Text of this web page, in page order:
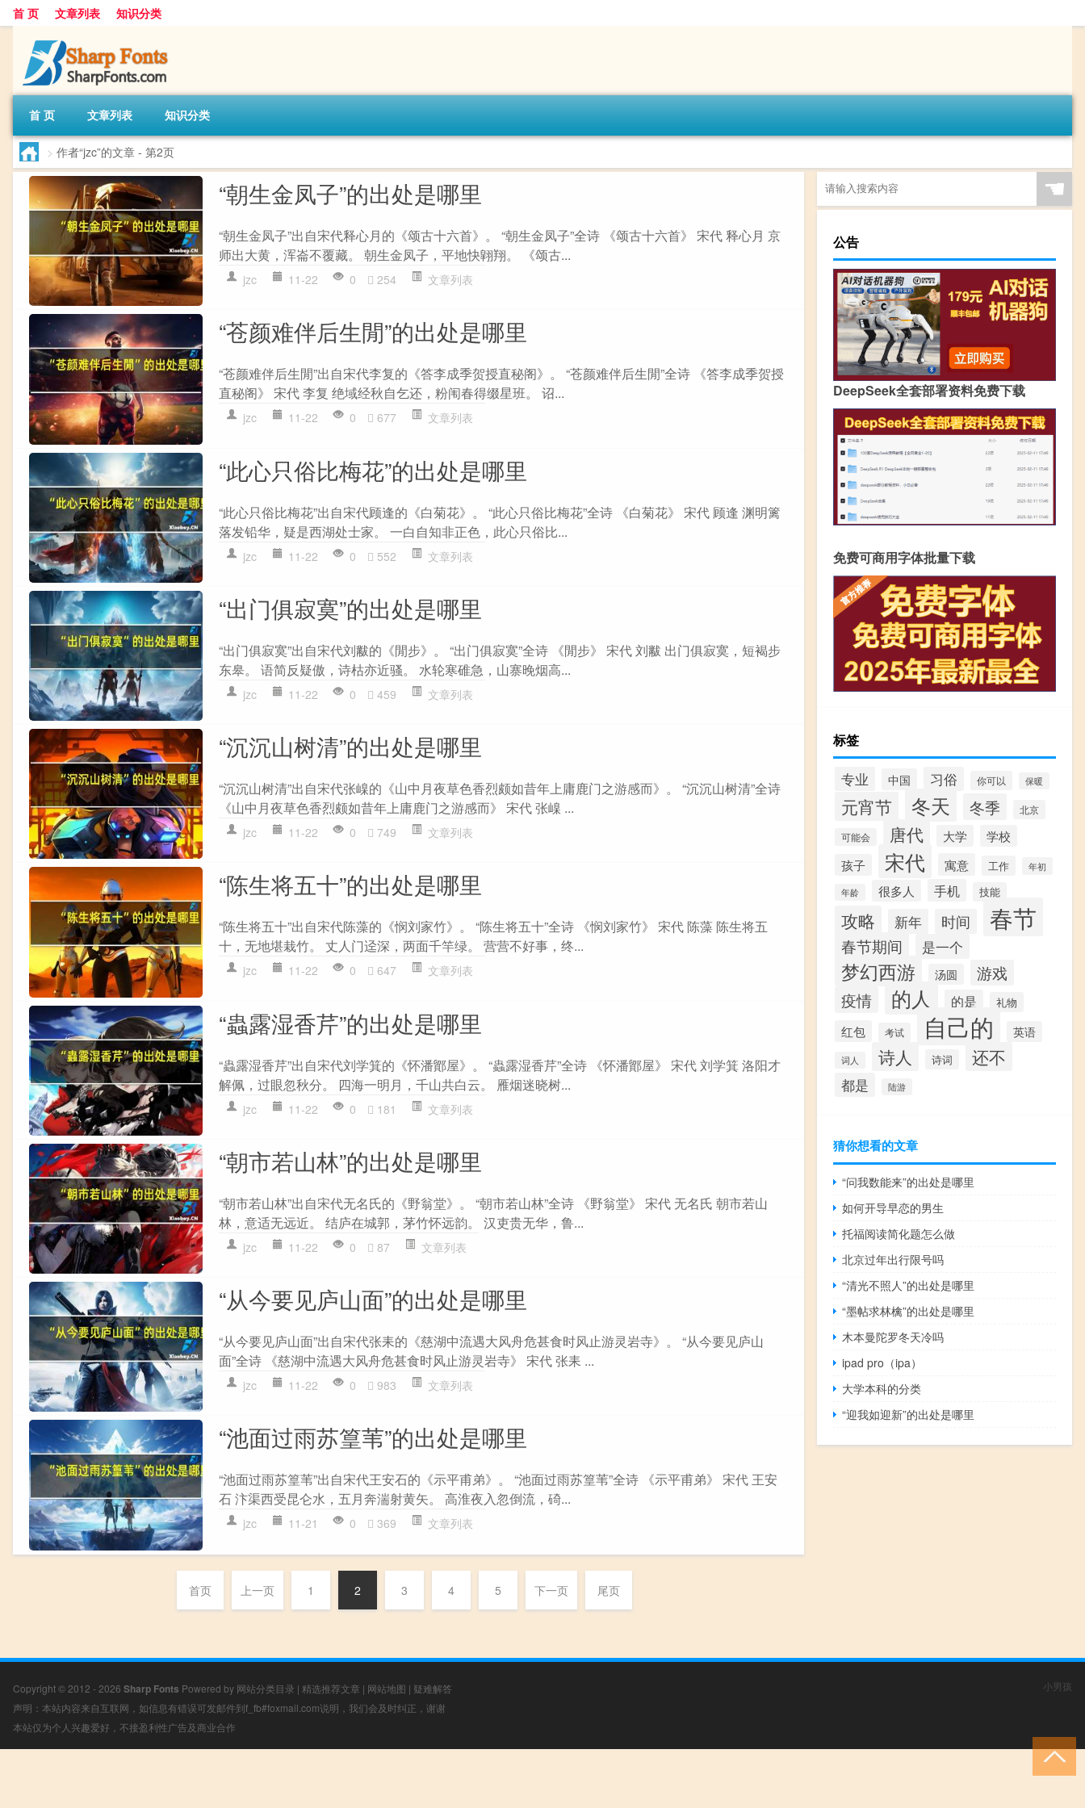
首 页 文章列表 知识分类
首 页 文章列表 知识分类
> 作者“jzc”的文章 - 第2页
“朝生金凤子”的出处是哪里
“朝生金凤子”出自宋代释心月的《颂古十六首》。 “朝生金凤子”全诗 《颂古十六首》 宋代 释心月 京
师出大黄，浑崙不覆藏。 朝生金凤子，平地快翶翔。 《颂古...
jzc 11-22 0 254 文章列表
“苍颜难伴后生閒”的出处是哪里
“苍颜难伴后生閒”出自宋代李复的《答李成季贺授直秘阁》。 “苍颜难伴后生閒”全诗 《答李成季贺授
直秘阁》 宋代 李复 绝域经秋自乞还，粉闱春得缀星班。 诏...
jzc 11-22 0 677 文章列表
“此心只俗比梅花”的出处是哪里
“此心只俗比梅花”出自宋代顾逢的《白菊花》。 “此心只俗比梅花”全诗 《白菊花》 宋代 顾逢 渊明篱
落发铅华，疑是西湖处士家。 一白自知非正色，此心只俗比...
jzc 11-22 0 552 文章列表
“出门俱寂寞”的出处是哪里
“出门俱寂寞”出自宋代刘黻的《閒步》。 “出门俱寂寞”全诗 《閒步》 宋代 刘黻 出门俱寂寞，短褐步
东皋。 语简反疑傲，诗枯亦近骚。 水轮寒碓急，山寨晚烟高...
jzc 11-22 0 459 文章列表
“沉沉山树清”的出处是哪里
“沉沉山树清”出自宋代张嵲的《山中月夜草色香烈颇如昔年上庸鹿门之游感而》。 “沉沉山树清”全诗
《山中月夜草色香烈颇如昔年上庸鹿门之游感而》 宋代 张嵲 ...
jzc 11-22 0 749 文章列表
“陈生将五十”的出处是哪里
“陈生将五十”出自宋代陈藻的《悯刘家竹》。 “陈生将五十”全诗 《悯刘家竹》 宋代 陈藻 陈生将五
十，无地堪栽竹。 丈人门迳深，两面千竿绿。 营营不好事，终...
jzc 11-22 0 647 文章列表
“蟲露湿香芹”的出处是哪里
“蟲露湿香芹”出自宋代刘学箕的《怀潘鄮屋》。 “蟲露湿香芹”全诗 《怀潘鄮屋》 宋代 刘学箕 洛阳才
解佩，过眼忽秋分。 四海一明月，千山共白云。 雁烟迷晓树...
jzc 11-22 0 181 文章列表
“朝市若山林”的出处是哪里
“朝市若山林”出自宋代无名氏的《野翁堂》。 “朝市若山林”全诗 《野翁堂》 宋代 无名氏 朝市若山
林，意适无远近。 结庐在城郭，茅竹怀远韵。 汉吏贵无华，鲁...
jzc 11-22 0 87 文章列表
“从今要见庐山面”的出处是哪里
“从今要见庐山面”出自宋代张耒的《慈湖中流遇大风舟危甚食时风止游灵岩寺》。 “从今要见庐山
面”全诗 《慈湖中流遇大风舟危甚食时风止游灵岩寺》 宋代 张耒 ...
jzc 11-22 0 983 文章列表
“池面过雨苏篁苇”的出处是哪里
“池面过雨苏篁苇”出自宋代王安石的《示平甫弟》。 “池面过雨苏篁苇”全诗 《示平甫弟》 宋代 王安
石 汴渠西受昆仑水，五月奔湍射黄矢。 高淮夜入忽倒流，碕...
jzc 11-21 0 369 文章列表
首页 上一页 1 2 3 4 5 下一页 尾页
☚
公告
DeepSeek全套部署资料免费下载
免费可商用字体批量下载
标签
专业 中国 习俗 你可以 保暖
元宵节 冬天 冬季 北京
可能会 唐代 大学
学校
孩子
宋代 寓意 工作 年初
年龄 很多人 手机 技能
攻略 新年 时间 春节
春节期间 是一个
梦幻西游 汤圆 游戏
疫情 的人 的是 礼物
红包 考试 自己的 英语
词人 诗人 诗词 还不
都是 陆游
猜你想看的文章
“问我数能来”的出处是哪里
如何开导早恋的男生
托福阅读简化题怎么做
北京过年出行限号吗
“清光不照人”的出处是哪里
“墨帖求林檎”的出处是哪里
木本曼陀罗冬天冷吗
ipad pro（ipa）
大学本科的分类
“迎我如迎新”的出处是哪里
Copyright © 2012 - 2026 Sharp Fonts Powered by 网站分类目录 | 精选推荐文章 | 网站地图 | 疑难解答
声明：本站内容来自互联网，如信息有错误可发邮件到f_fb#foxmail.com说明，我们会及时纠正，谢谢
本站仅为个人兴趣爱好，不接盈利性广告及商业合作
小男孩